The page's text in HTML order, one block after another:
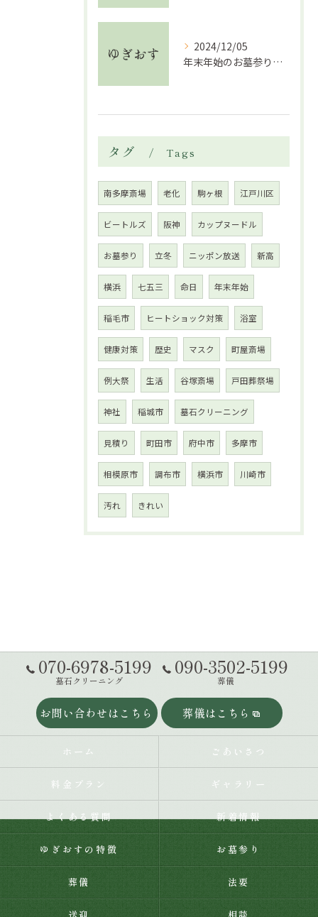
2024/12/05
年末年始のお墓参り注意点
タグ Tags
南多摩斎場 老化 駒ヶ根 江戸川区
ビートルズ 阪神 カップヌードル
お墓参り 立冬 ニッポン放送 新高
横浜 七五三 命日 年末年始
稲毛市 ヒートショック対策 浴室
健康対策 歴史 マスク 町屋斎場
例大祭 生活 谷塚斎場 戸田葬祭場
神社 稲城市 墓石クリーニング
見積り 町田市 府中市 多摩市
相模原市 調布市 横浜市 川崎市
汚れ きれい
070-6978-5199
墓石クリーニング
090-3502-5199
葬儀
お問い合わせはこちら 葬儀はこちら
ホーム ごあいさつ
料金プラン ギャラリー
よくある質問 新着情報
ゆぎおすの特徴 お墓参り
葬儀 法要